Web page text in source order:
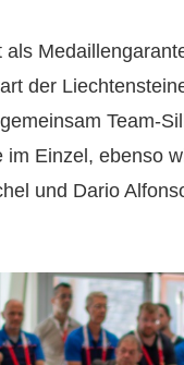
der
Team-
Einzel, ebenso
und Dario